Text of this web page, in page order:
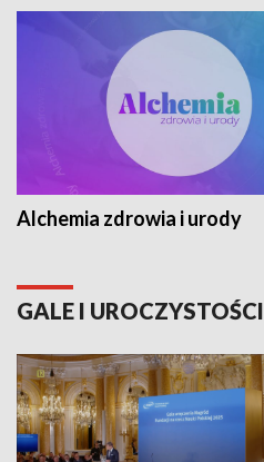
Alchemia zdrowia i urody
GALE I UROCZYSTOŚCI